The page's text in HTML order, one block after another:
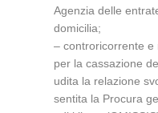
Agenzia delle
domicilia;
– controricorrente
per la cassazione
udita la relazione
sentita la Procura